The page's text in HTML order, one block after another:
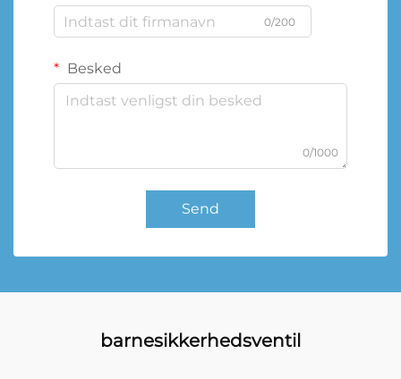
0/200
Besked
0/1000
Send
barnesikkerhedsventil